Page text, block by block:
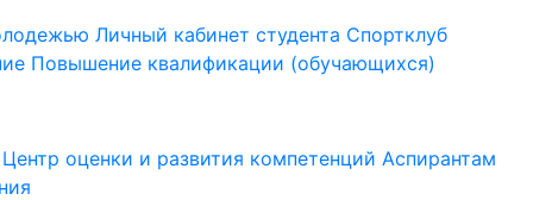
Личный кабинет студента Спортклуб
Повышение квалификации (обучающихся)
Центр оценки и развития компетенций Аспирантам